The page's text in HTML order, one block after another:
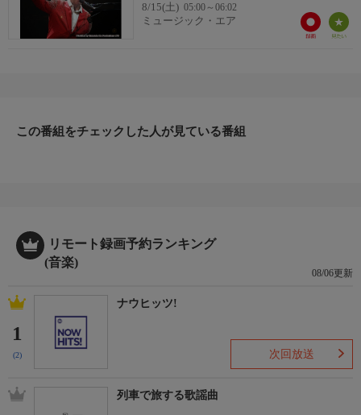
8/15(土) 05:00～06:02
ミュージック・エア
この番組をチェックした人が見ている番組
リモート録画予約ランキング
(音楽)
08/06更新
1
(2)
ナウヒッツ!
次回放送
列車で旅する歌謡曲